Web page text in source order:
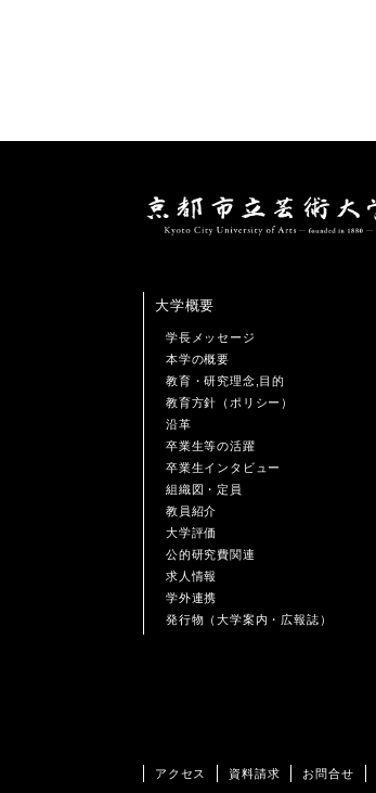
大学概要
学長メッセージ
本学の概要
教育・研究理念,目的
教育方針（ポリシー）
沿革
卒業生等の活躍
卒業生インタビュー
組織図・定員
教員紹介
大学評価
公的研究費関連
求人情報
学外連携
発行物（大学案内・広報誌）
アクセス 資料請求 お問合せ